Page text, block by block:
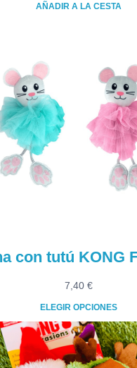
AÑADIR A LA CESTA
con tutú KONG
7,40 €
ELEGIR OPCIONES
Este
producto
tiene